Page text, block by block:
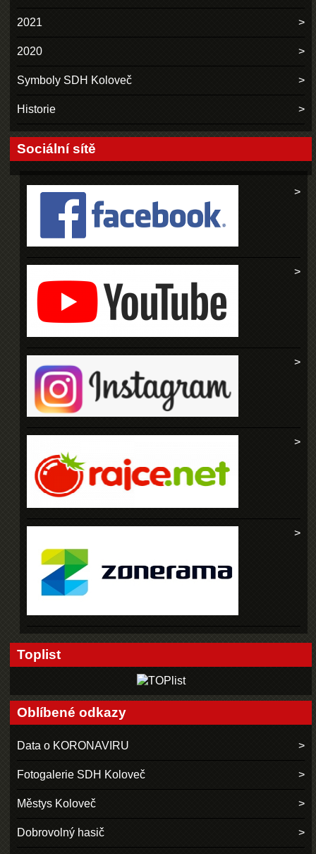
2021
2020
Symboly SDH Koloveč
Historie
Sociální sítě
Toplist
Oblíbené odkazy
Data o KORONAVIRU
Fotogalerie SDH Koloveč
Městys Koloveč
Dobrovolný hasič